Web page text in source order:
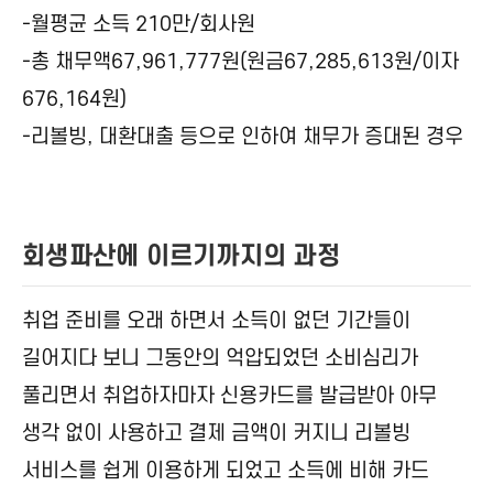
-월평균 소득 210만/회사원
-총 채무액67,961,777원(원금67,285,613원/이자
676,164원)
-리볼빙, 대환대출 등으로 인하여 채무가 증대된 경우
회생파산에 이르기까지의 과정
취업 준비를 오래 하면서 소득이 없던 기간들이
길어지다 보니 그동안의 억압되었던 소비심리가
풀리면서 취업하자마자 신용카드를 발급받아 아무
생각 없이 사용하고 결제 금액이 커지니 리볼빙
서비스를 쉽게 이용하게 되었고 소득에 비해 카드